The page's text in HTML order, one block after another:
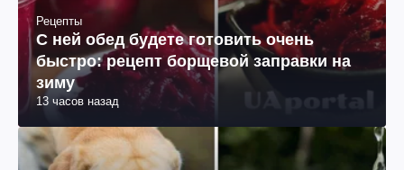
Рецепты
С ней обед будете готовить очень
быстро: рецепт борщевой заправки на
зиму
13 часов назад